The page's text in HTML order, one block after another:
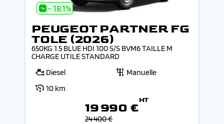
- 18.1%
PEUGEOT PARTNER FG
TOLE (2026)
650KG 1.5 BLUE HDI 100 S/S BVM6 TAILLE M
CHARGE UTILE STANDARD
Diesel
Manuelle
10 km
19 990 €
HT
24 400 €